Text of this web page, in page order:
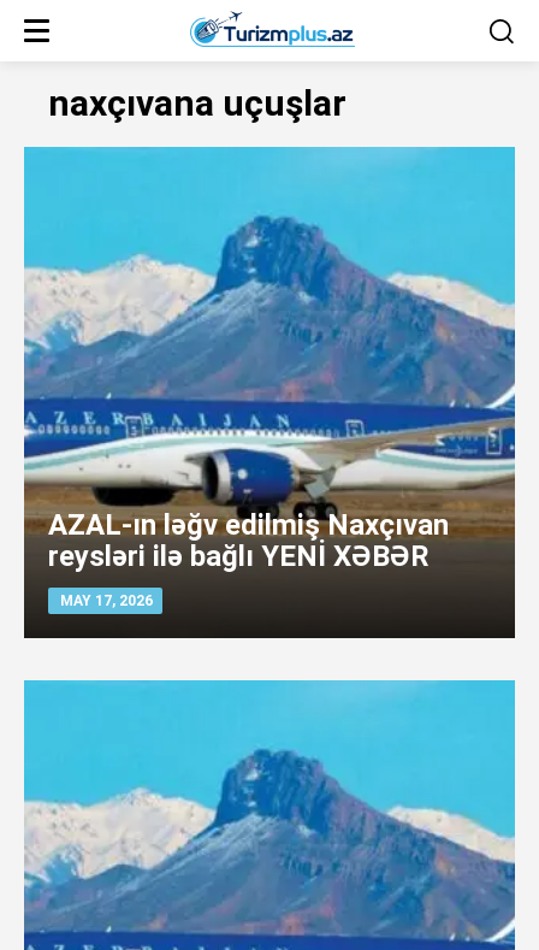
naxçıvana uçuşlar
AZAL-ın ləğv edilmiş Naxçıvan
reysləri ilə bağlı YENİ XƏBƏR
MAY 17, 2026